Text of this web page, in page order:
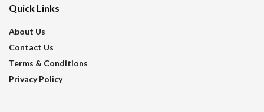
Quick Links
About Us
Contact Us
Terms & Conditions
Privacy Policy